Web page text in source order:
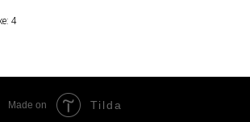
4
Made on Tilda